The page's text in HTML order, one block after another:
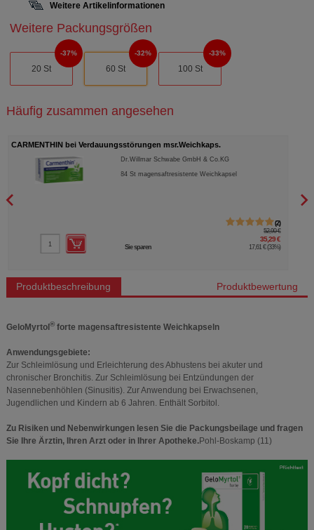
Weitere Artikelinformationen
Weitere Packungsgrößen
20 St
37%
60 St
32%
100 St
33%
Häufig zusammen angesehen
CARMENTHIN bei Verdauungsstörungen msr.Weichkaps.
Dr.Willmar Schwabe GmbH & Co.KG
84St magensaftresistente Weichkapsel
2
52,90 €
35,29 €
Sie sparen 17,61 € (33%)
Produktbeschreibung Produktbewertung
GeloMyrtol ®forte magensaftresistente Weichkapseln
Anwendungsgebiete:
Zur Schleimlösung und Erleichterung des Abhustens bei akuter und
chronischer Bronchitis. Zur Schleimlösung bei Entzündungen der
Nasennebenhöhlen (Sinusitis). Zur Anwendung bei Erwachsenen,
Jugendlichen und Kindern ab 6 Jahren. Enthält Sorbitol.
Zu Risiken und Nebenwirkungen lesen Sie die Packungsbeilage und fragen
Sie Ihre Ärztin, Ihren Arzt oder in Ihrer Apotheke.Pohl-Boskamp (11)